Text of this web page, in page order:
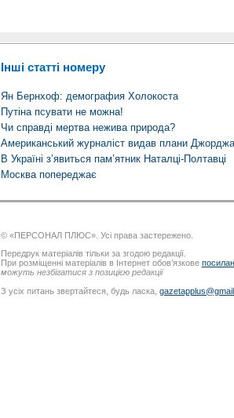
Інші статті номеру
Ян Бернхоф: демография Холокоста
Путіна псувати не можна!
Чи справді мертва нежива природа?
Американський журналіст видав плани
В Україні з’явиться пам’ятник Наталці-Полтавці
Москва попереджає
© «ПЕРСОНАЛ ПЛЮС». Усі права застережено.
Передрук матеріалів тільки за згодою редакції.
При розміщенні матеріалів в Інтернет обов’язкове
можуть незбігатися з позицією редакції
З усіх питань звертайтеся, будь ласка,